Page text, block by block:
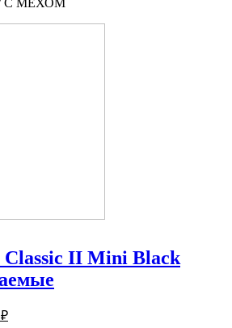
Classic II Mini Black